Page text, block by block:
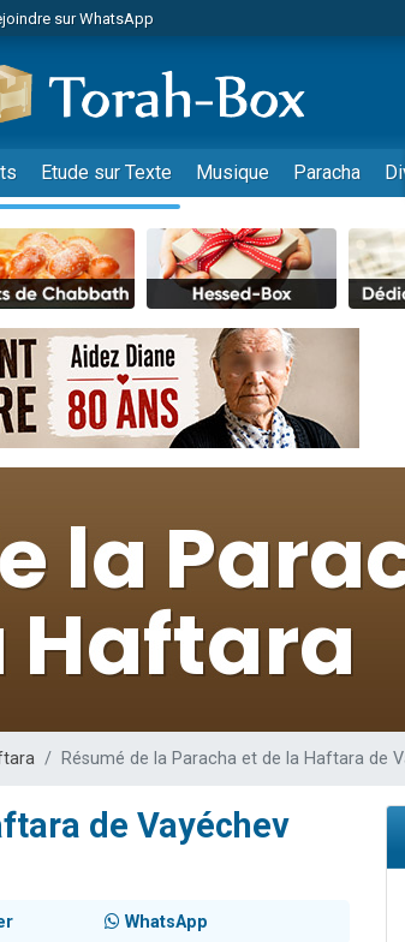
sur WhatsApp
Torah-Box Music
un don pour Sauvez la jambe de Yohan
en groupe sur Zoom
sur WhatsApp
sur WhatsApp
sur WhatsApp
Box Music
un don pour Tsédaka : pauvres d'Israel
grandeur n°104 : Le Chabbath et le Birkat Hamazone
une bénédiction
en groupe sur Zoom
un don pour 5 enfants déjà orphelins risquent de perdre
un don pour Reloger Rivka, 6 enfants, victime de
une bénédiction
en groupe sur Zoom
Etude sur Texte Musique Paracha
Résumé de la Paracha et de la Haftara de
de Vayéchev
WhatsApp